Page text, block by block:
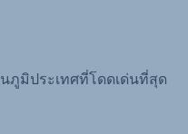
ภูมิประเทศที่โดดเด่นที่สุด